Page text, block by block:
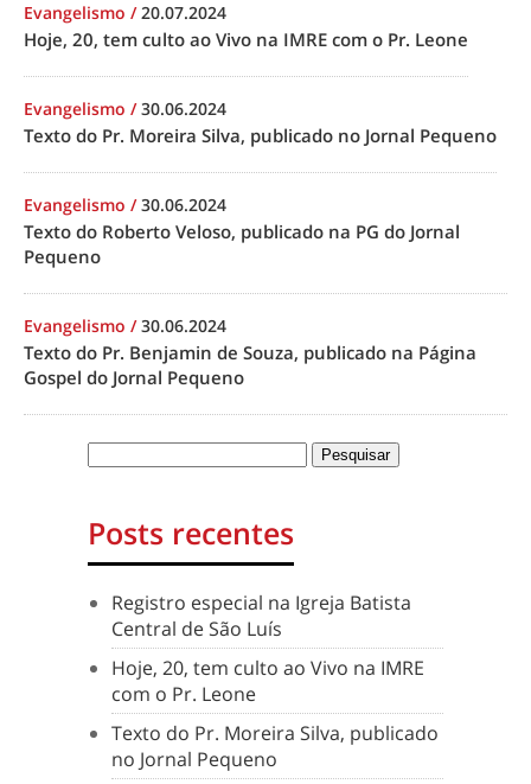
Evangelismo /20.07.2024
Hoje, 20, tem culto ao Vivo na IMRE com o Pr. Leone
Evangelismo /30.06.2024
Texto do Pr. Moreira Silva, publicado no Jornal Pequeno
Evangelismo /30.06.2024
Texto do Roberto Veloso, publicado na PG do Jornal
Pequeno
Evangelismo /30.06.2024
Texto do Pr. Benjamin de Souza, publicado na Página
Gospel do Jornal Pequeno
Posts recentes
Registro especial na Igreja Batista
Central de São Luís
Hoje, 20, tem culto ao Vivo na IMRE
com o Pr. Leone
Texto do Pr. Moreira Silva, publicado
no Jornal Pequeno